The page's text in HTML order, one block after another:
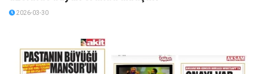
2026-03-30